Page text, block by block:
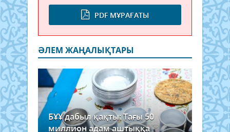
PDF МҰРАҒАТЫ
ӘЛЕМ ЖАҢАЛЫҚТАРЫ
БҰҰ дабыл қақты: Тағы 50
миллион адам аштыққа